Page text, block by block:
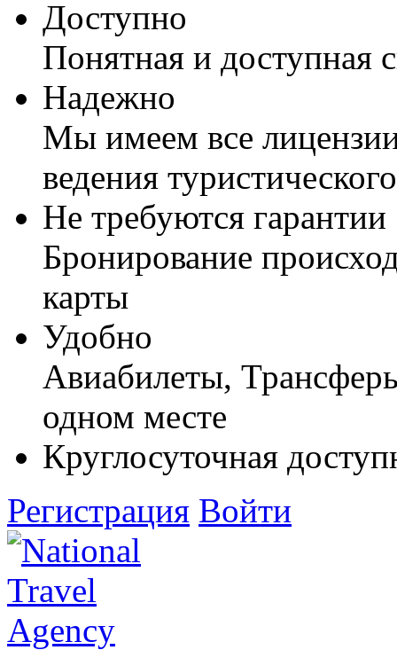
Доступно
Понятная и доступная
Надежно
Мы имеем все
ведения
Не требуются гарантии
Бронирование
карты
Удобно
Авиабилеты,
одном месте
Круглосуточная
Регистрация Войти